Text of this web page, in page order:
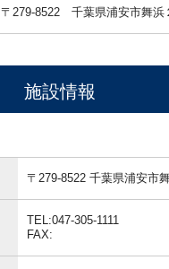
〒279-8522 千葉県浦安市舞浜
施設情報
〒279-8522 千葉県浦安市
TEL:047-305-1111
FAX: